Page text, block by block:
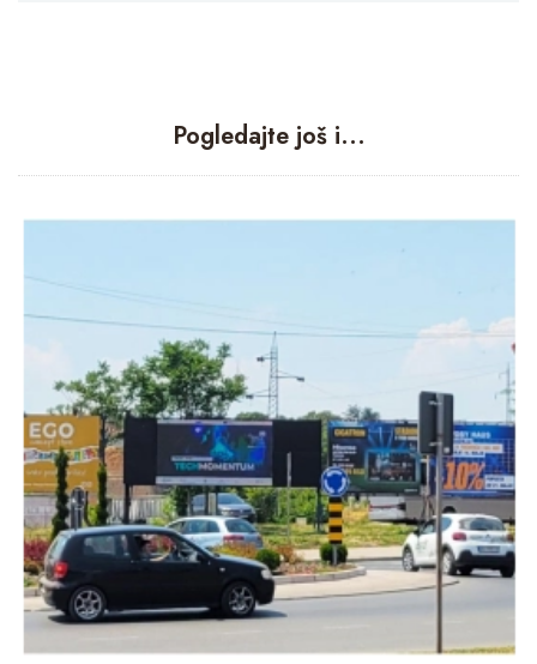
Pogledajte još i...